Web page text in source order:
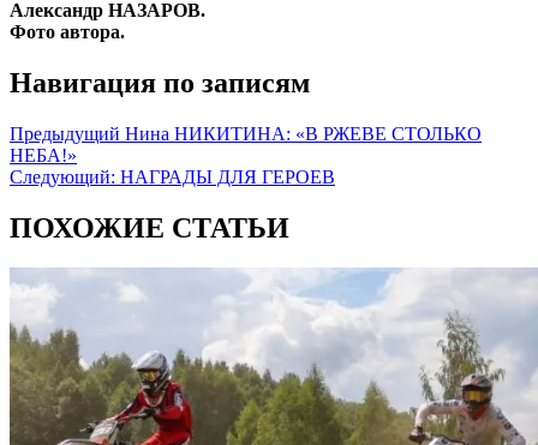
Александр НАЗАРОВ.
Фото автора.
Навигация по записям
Предыдущий Нина НИКИТИНА: «В РЖЕВЕ СТОЛЬКО
НЕБА!»
Следующий: НАГРАДЫ ДЛЯ ГЕРОЕВ
ПОХОЖИЕ СТАТЬИ